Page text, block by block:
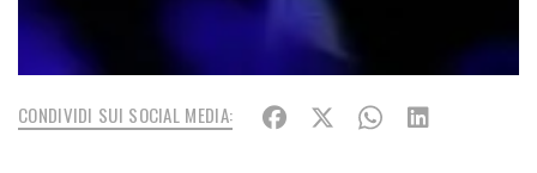
CONDIVIDI SUI SOCIAL MEDIA: